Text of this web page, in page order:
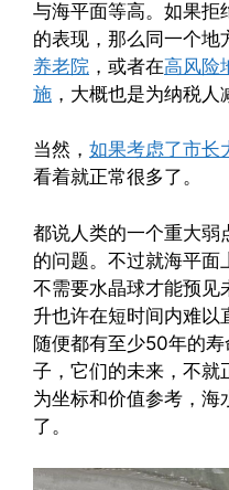
与海平面等高。如果拒
的表现，那么同一个地
养老院 ，或者在高风险
施 ，大概也是为纳税人
当然， 如果考虑了市长
看着就正常很多了。
都说人类的一个重大弱
的问题。不过就海平面
不需要水晶球才能预见
升也许在短时间内难以
随便都有至少50年的
子，它们的未来，不就
为坐标和价值参考，海
了。